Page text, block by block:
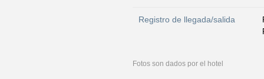
Registro de llegada/salida
Fotos son dados por el hotel